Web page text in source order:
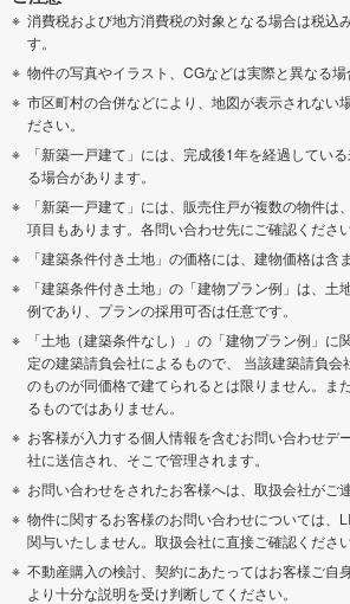
消費税および地方消費税の対象となる場合は税込
す。
物件の写真やイラスト、CGなどは実際と異なる場
市区町村の合併などにより、地図が表示されない
ださい。
「新築一戸建て」には、完成後1年を経過してい
る場合があります。
「新築一戸建て」には、販売住戸が複数の物件は
項目もあります。各問い合わせ先にご確認ください
「建築条件付き土地」の価格には、建物価格は含
「建築条件付き土地」の「建物プラン例」は、土
例であり、プランの採用可否は任意です。
「土地（建築条件なし）」の「建物プラン例」に
定の建築請負会社によるもので、 当該建築請負会
のものが同価格で建てられるとは限りません。ま
るものではありません。
お客様が入力する個人情報を含むお問い合わせデ
社に送信され、そこで管理されます。
お問い合わせをされたお客様へは、取扱会社がご
物件に関するお客様のお問い合わせについては、
関与いたしません。取扱会社に直接ご確認ください
不動産購入の検討、契約にあたってはお客様ご自
より十分な説明を受け判断してください。